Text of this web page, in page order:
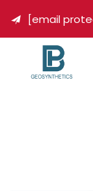
 [email